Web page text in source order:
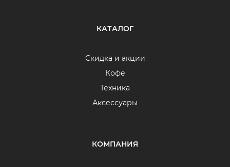
КАТАЛОГ
Скидка и акции
Кофе
Техника
Аксессуары
КОМПАНИЯ